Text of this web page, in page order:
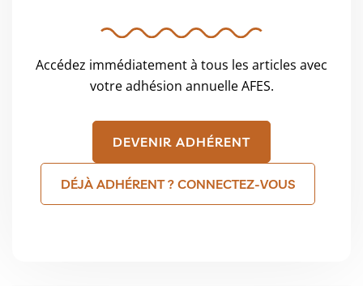
Accédez immédiatement à tous les articles avec
votre adhésion annuelle AFES.
DEVENIR ADHÉRENT
DÉJÀ ADHÉRENT ? CONNECTEZ-VOUS